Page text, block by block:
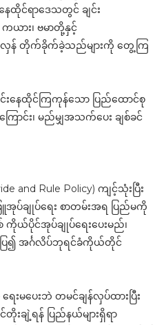
နေထိုင်ရာဒေသတွင် ချင်း
ကယား၊ ဗမာတို့နှင့်
ာ်လှန် တိုက်ခိုက်ခဲ့သည်များကို တွေ့ကြ
နေထိုင်ကြကုန်သော ပြည်ထောင်စု
ောင်း၊ မည်မျှအသက်ပေး ချစ်ခင်
and Rule Policy) ကျင့်သုံးပြီး
အုပ်ချုပ်ရေး စာတမ်းအရ ပြည်မကို
ကိုယ်ပိုင်အုပ်ချုပ်ရေးပေးမည်၊
ပြ၍ အင်္ဂလိပ်ဘုရင်ခံကိုယ်တိုင်
ပေးဘဲ တမင်ချန်လှပ်ထားပြီး
ချဲ့ရန် ပြည်နယ်များရှိရာ